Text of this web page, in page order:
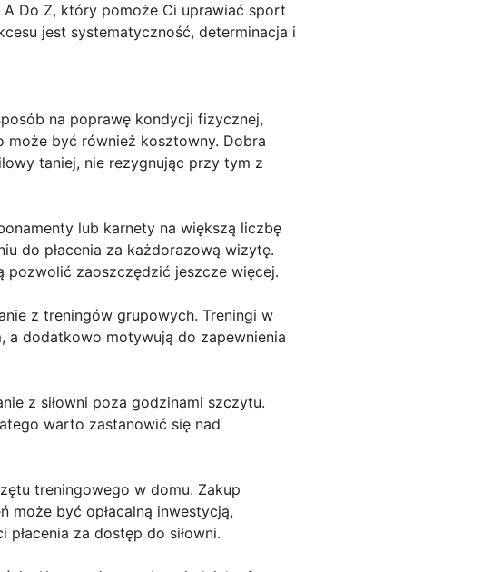
Do Z, który pomoże Ci uprawiać sport
jest systematyczność, determinacja i
na poprawę kondycji fizycznej,
może być również kosztowny. Dobra
taniej, nie rezygnując przy tym z
lub karnety na większą liczbę
do płacenia za każdorazową wizytę.
zaoszczędzić jeszcze więcej.
z treningów grupowych. Treningi w
a dodatkowo motywują do zapewnienia
z siłowni poza godzinami szczytu.
warto zastanowić się nad
treningowego w domu. Zakup
być opłacalną inwestycją,
za dostęp do siłowni.